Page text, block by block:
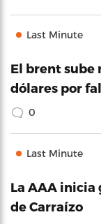
Last Minute
El brent sube
dólares por
0
Last Minute
La AAA inicia
de Carraízo